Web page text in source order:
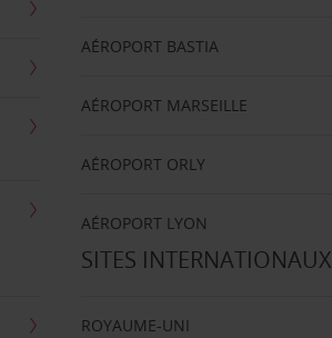
AÉROPORT BASTIA
AÉROPORT MARSEILLE
AÉROPORT ORLY
AÉROPORT LYON
SITES INTERNATIONAUX
ROYAUME-UNI